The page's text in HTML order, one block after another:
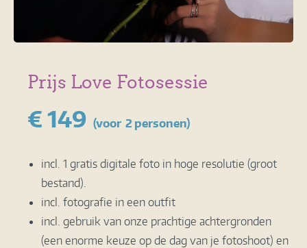
Prijs Love Fotosessie
€ 149 (voor 2 personen)
incl. 1 gratis digitale foto in hoge resolutie (groot
bestand).
incl. fotografie in een outfit
incl. gebruik van onze prachtige achtergronden
(een enorme keuze op de dag van je fotoshoot) en